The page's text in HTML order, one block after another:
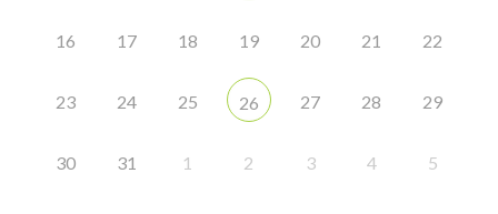
16 17 18 19 20 21 22
23 24 25 26 27 28 29
30 31 1 2 3 4 5